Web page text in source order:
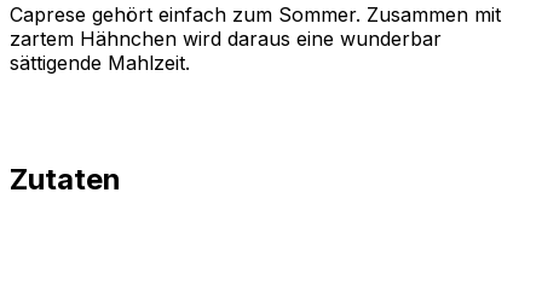
Caprese gehört einfach zum Sommer. Zusammen mit
zartem Hähnchen wird daraus eine wunderbar
sättigende Mahlzeit.
Zutaten